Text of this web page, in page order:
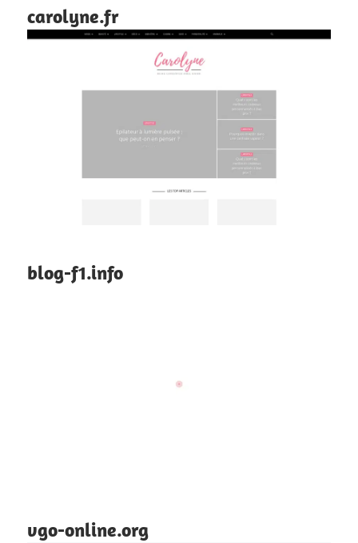
carolyne.fr
blog-f1.info
vgo-online.org